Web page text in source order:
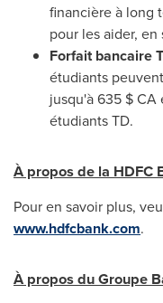
financière à long
pour les aider,
Forfait bancaire
étudiants
jusqu'à 635 $
étudiants TD.
À propos de la HDFC
Pour en savoir plus,
www.hdfcbank.com.
À propos du Groupe